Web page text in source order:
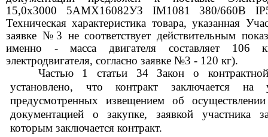
15,0x3000 5АМХ16082УЗ IM1081 380/660В
Техническая характеристика товара, указанная
заявке №3 не соответствует действительным
именно - масса двигателя составляет 106
электродвигателя, согласно заявке №3 - 120 кг).
Частью 1 статьи 34 Закон о
установлено, что контракт заключается на
предусмотренных извещением об
документацией о закупке, заявкой участника
которым заключается контракт.